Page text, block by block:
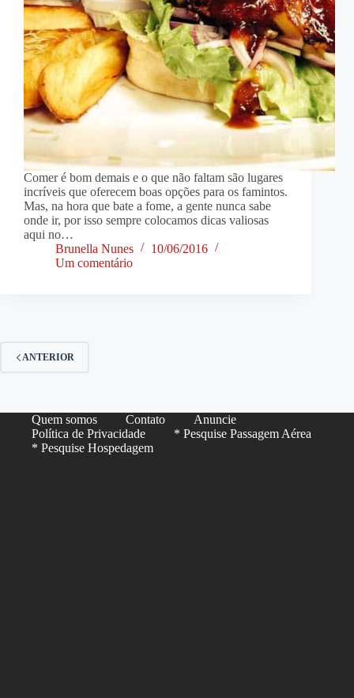
Comer é bom demais e o que não faltam são lugares
incríveis que oferecem boas opções para os famintos.
Mas, na hora que bate a fome, a gente nunca sabe
onde ir, por isso sempre colocamos dicas valiosas
aqui no…
Brunella Nunes
10/06/2016
Um comentário
ANTERIOR
Quem somos Contato
Anuncie
Política de Privacidade
* Pesquise Passagem Aérea
* Pesquise Hospedagem